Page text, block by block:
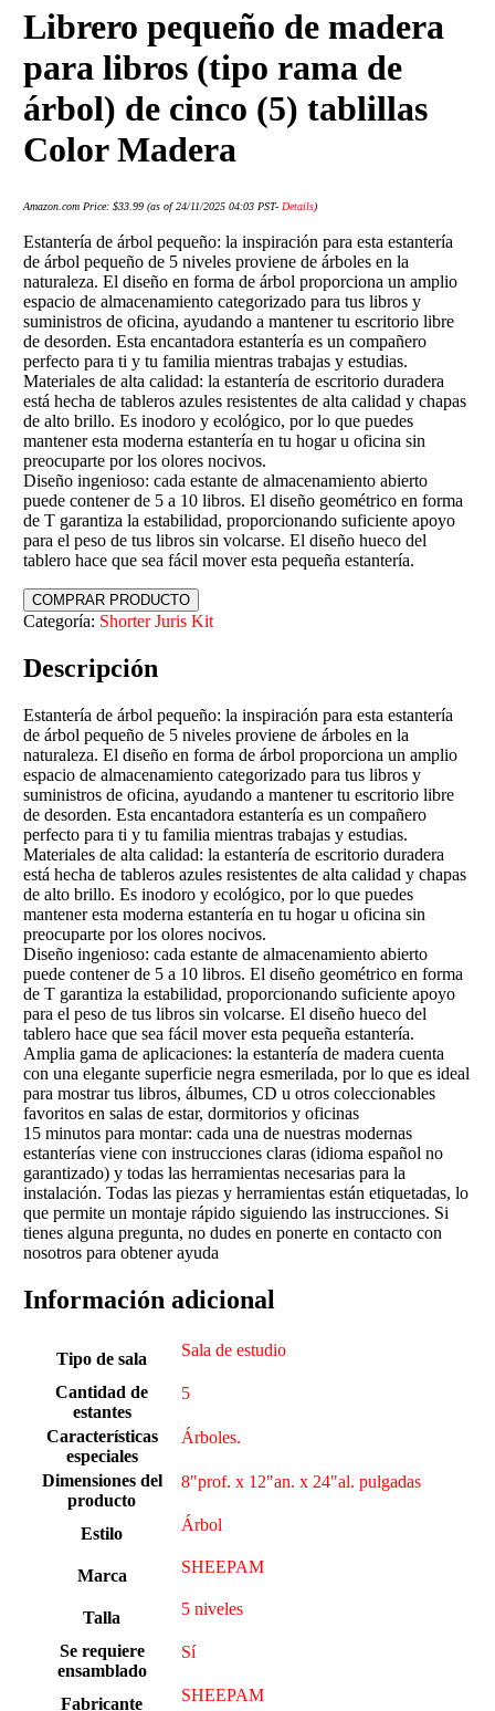
Librero pequeño de madera
para libros (tipo rama de
árbol) de cinco (5) tablillas
Color Madera
Amazon.com Price:$33.99 (as of 24/11/2025 04:03 PST- Details)
Estantería de árbol pequeño: la inspiración para esta estantería
de árbol pequeño de 5 niveles proviene de árboles en la
naturaleza. El diseño en forma de árbol proporciona un amplio
espacio de almacenamiento categorizado para tus libros y
suministros de oficina, ayudando a mantener tu escritorio libre
de desorden. Esta encantadora estantería es un compañero
perfecto para ti y tu familia mientras trabajas y estudias.
Materiales de alta calidad: la estantería de escritorio duradera
está hecha de tableros azules resistentes de alta calidad y chapas
de alto brillo. Es inodoro y ecológico, por lo que puedes
mantener esta moderna estantería en tu hogar u oficina sin
preocuparte por los olores nocivos.
Diseño ingenioso: cada estante de almacenamiento abierto
puede contener de 5 a 10 libros. El diseño geométrico en forma
de T garantiza la estabilidad, proporcionando suficiente apoyo
para el peso de tus libros sin volcarse. El diseño hueco del
tablero hace que sea fácil mover esta pequeña estantería.
COMPRAR PRODUCTO
Categoría: Shorter Juris Kit
Descripción
Estantería de árbol pequeño: la inspiración para esta estantería
de árbol pequeño de 5 niveles proviene de árboles en la
naturaleza. El diseño en forma de árbol proporciona un amplio
espacio de almacenamiento categorizado para tus libros y
suministros de oficina, ayudando a mantener tu escritorio libre
de desorden. Esta encantadora estantería es un compañero
perfecto para ti y tu familia mientras trabajas y estudias.
Materiales de alta calidad: la estantería de escritorio duradera
está hecha de tableros azules resistentes de alta calidad y chapas
de alto brillo. Es inodoro y ecológico, por lo que puedes
mantener esta moderna estantería en tu hogar u oficina sin
preocuparte por los olores nocivos.
Diseño ingenioso: cada estante de almacenamiento abierto
puede contener de 5 a 10 libros. El diseño geométrico en forma
de T garantiza la estabilidad, proporcionando suficiente apoyo
para el peso de tus libros sin volcarse. El diseño hueco del
tablero hace que sea fácil mover esta pequeña estantería.
Amplia gama de aplicaciones: la estantería de madera cuenta
con una elegante superficie negra esmerilada, por lo que es ideal
para mostrar tus libros, álbumes, CD u otros coleccionables
favoritos en salas de estar, dormitorios y oficinas
15 minutos para montar: cada una de nuestras modernas
estanterías viene con instrucciones claras (idioma español no
garantizado) y todas las herramientas necesarias para la
instalación. Todas las piezas y herramientas están etiquetadas, lo
que permite un montaje rápido siguiendo las instrucciones. Si
tienes alguna pregunta, no dudes en ponerte en contacto con
nosotros para obtener ayuda
Información adicional
Tipo de sala Sala de estudio
Cantidad de
estantes
5
Características
especiales
Árboles.
Dimensiones del
producto
8"prof. x 12"an. x 24"al. pulgadas
Estilo Árbol
Marca SHEEPAM
Talla 5 niveles
Se requiere
ensamblado
Sí
Fabricante SHEEPAM